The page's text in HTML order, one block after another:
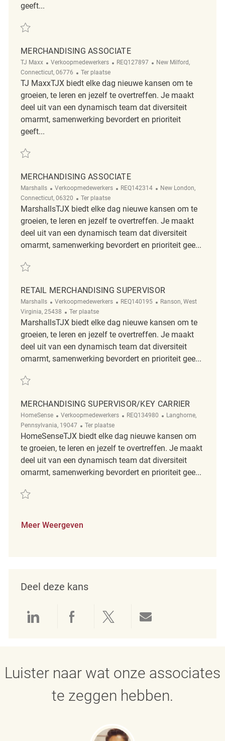
geeft...
Redden Merchandising REQ143521
MERCHANDISING ASSOCIATE
TJ Maxx Categorie
Verkoopmedewerkers ReqId
REQ127897 Plaats
New Milford,
Connecticut, 06776
Afgelegen
Ter plaatse
TJ MaxxTJX biedt elke dag nieuwe kansen om te
groeien, te leren en jezelf te overtreffen. Je maakt
deel uit van een dynamisch team dat diversiteit
omarmt, samenwerking bevordert en prioriteit
geeft...
Redden Merchandising Associate REQ127897
MERCHANDISING ASSOCIATE
Marshalls Categorie
Verkoopmedewerkers ReqId
REQ142314 Plaats
New London,
Connecticut, 06320
Afgelegen
Ter plaatse
MarshallsTJX biedt elke dag nieuwe kansen om te
groeien, te leren en jezelf te overtreffen. Je maakt
deel uit van een dynamisch team dat diversiteit
omarmt, samenwerking bevordert en prioriteit gee...
Redden Merchandising Associate REQ142314
RETAIL MERCHANDISING SUPERVISOR
Marshalls Categorie
Verkoopmedewerkers ReqId
REQ140195 Plaats
Ranson, West
Virginia, 25438
Afgelegen
Ter plaatse
MarshallsTJX biedt elke dag nieuwe kansen om te
groeien, te leren en jezelf te overtreffen. Je maakt
deel uit van een dynamisch team dat diversiteit
omarmt, samenwerking bevordert en prioriteit gee...
Redden Retail Merchandising Supervisor REQ140195
MERCHANDISING SUPERVISOR/KEY CARRIER
HomeSense Categorie
Verkoopmedewerkers ReqId
REQ134980 Plaats
Langhorne,
Pennsylvania, 19047
Afgelegen
Ter plaatse
HomeSenseTJX biedt elke dag nieuwe kansen om
te groeien, te leren en jezelf te overtreffen. Je maakt
deel uit van een dynamisch team dat diversiteit
omarmt, samenwerking bevordert en prioriteit gee...
Redden Merchandising Supervisor/Key Carrier REQ134980
Meer Weergeven
Deel deze kans
Delen via LinkedIn
Delen via Facebook
Delen via twitter
Luister naar wat onze associates
te zeggen hebben.